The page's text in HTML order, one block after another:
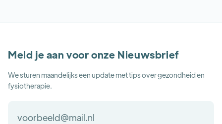
Meld je aan voor onze Nieuwsbrief
We sturen maandelijks een update met tips over gezondheid en
fysiotherapie.